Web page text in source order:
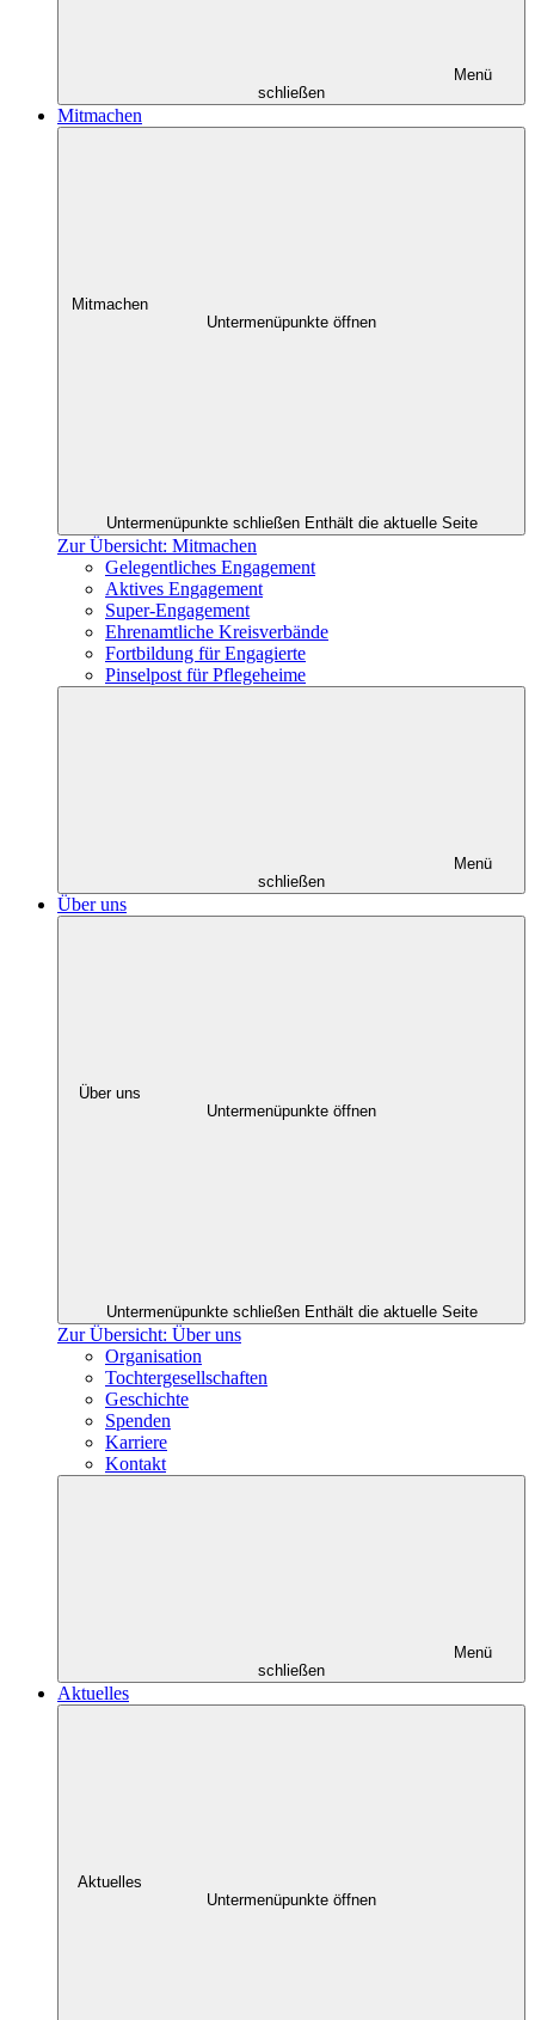
Menü
schließen
Mitmachen
Mitmachen
Untermenüpunkte öffnen
Untermenüpunkte schließen Enthält die aktuelle Seite
Zur Übersicht: Mitmachen
Gelegentliches Engagement
Aktives Engagement
Super-Engagement
Ehrenamtliche Kreisverbände
Fortbildung für Engagierte
Pinselpost für Pflegeheime
Menü
schließen
Über uns
Über uns
Untermenüpunkte öffnen
Untermenüpunkte schließen Enthält die aktuelle Seite
Zur Übersicht: Über uns
Organisation
Tochtergesellschaften
Geschichte
Spenden
Karriere
Kontakt
Menü
schließen
Aktuelles
Aktuelles
Untermenüpunkte öffnen